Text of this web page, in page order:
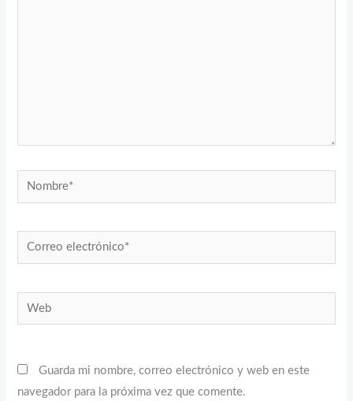
Nombre*
Correo
electrónico*
Web
Guarda mi nombre, correo electrónico y web en este
navegador para la próxima vez que comente.